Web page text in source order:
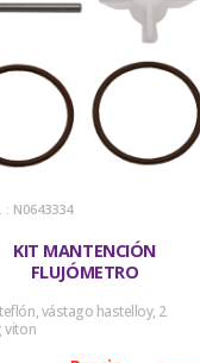
: N0643334
KIT MANTENCIÓN
FLUJÓMETRO
vástago hastelloy, 2
viton